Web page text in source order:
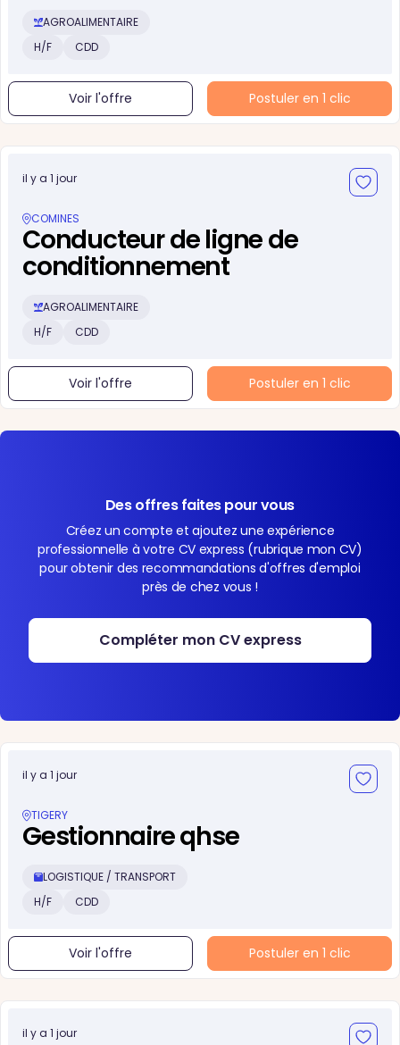
AGROALIMENTAIRE
H/F
CDD
Voir l'offre Postuler en 1 clic
il y a 1 jour
COMINES
Conducteur de ligne de
conditionnement
AGROALIMENTAIRE
H/F
CDD
Voir l'offre Postuler en 1 clic
Des offres faites pour vous
Créez un compte et ajoutez une expérience
professionnelle à votre CV express (rubrique mon CV)
pour obtenir des recommandations d'offres d'emploi
près de chez vous !
Compléter mon CV express
il y a 1 jour
TIGERY
Gestionnaire qhse
LOGISTIQUE / TRANSPORT
H/F
CDD
Voir l'offre Postuler en 1 clic
il y a 1 jour